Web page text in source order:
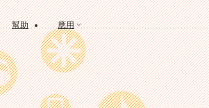
幫助 應用